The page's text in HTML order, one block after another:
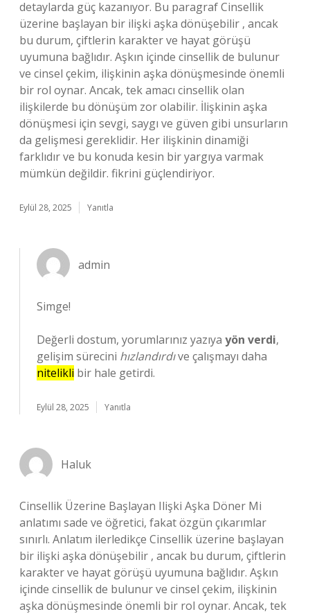
detaylarda güç kazanıyor. Bu paragraf Cinsellik
üzerine başlayan bir ilişki aşka dönüşebilir , ancak
bu durum, çiftlerin karakter ve hayat görüşü
uyumuna bağlıdır. Aşkın içinde cinsellik de bulunur
ve cinsel çekim, ilişkinin aşka dönüşmesinde önemli
bir rol oynar. Ancak, tek amacı cinsellik olan
ilişkilerde bu dönüşüm zor olabilir. İlişkinin aşka
dönüşmesi için sevgi, saygı ve güven gibi unsurların
da gelişmesi gereklidir. Her ilişkinin dinamiği
farklıdır ve bu konuda kesin bir yargıya varmak
mümkün değildir. fikrini güçlendiriyor.
Eylül 28, 2025 Yanıtla
admin
Simge!
Değerli dostum, yorumlarınız yazıya yön verdi,
gelişim sürecini hızlandırdıve çalışmayı daha
nitelikli bir hale getirdi.
Eylül 28, 2025 Yanıtla
Haluk
Cinsellik Üzerine Başlayan Ilişki Aşka Döner Mi
anlatımı sade ve öğretici, fakat özgün çıkarımlar
sınırlı. Anlatım ilerledikçe Cinsellik üzerine başlayan
bir ilişki aşka dönüşebilir , ancak bu durum, çiftlerin
karakter ve hayat görüşü uyumuna bağlıdır. Aşkın
içinde cinsellik de bulunur ve cinsel çekim, ilişkinin
aşka dönüşmesinde önemli bir rol oynar. Ancak, tek